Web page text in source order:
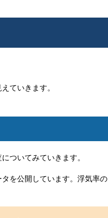
ていきます。
ついてみていきます。
を公開しています。浮気率の